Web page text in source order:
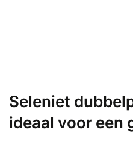
Seleniet
ideaal voor een